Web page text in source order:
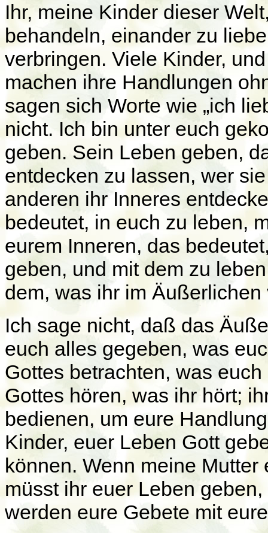
Ihr, meine Kinder dieser
behandeln, einander zu
verbringen. Viele Kinder,
machen ihre Handlungen
sagen sich Worte wie „ich
nicht. Ich bin unter euch
geben. Sein Leben geben,
entdecken zu lassen, wer
anderen ihr Inneres
bedeutet, in euch zu leben,
eurem Inneren, das
geben, und mit dem zu
dem, was ihr im
Ich sage nicht, daß das
euch alles gegeben, was
Gottes betrachten, was
Gottes hören, was ihr hört;
bedienen, um eure
Kinder, euer Leben Gott
können. Wenn meine Mutter
müsst ihr euer Leben
werden eure Gebete mit